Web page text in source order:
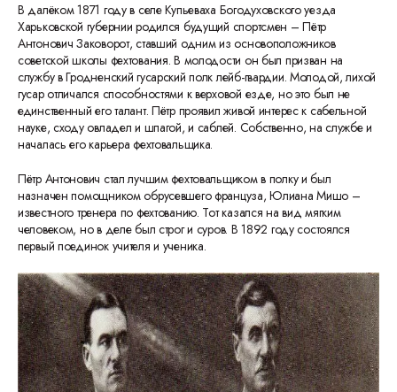
В далёком 1871 году в селе Купьеваха Богодуховского уезда
Харьковской губернии родился будущий спортсмен – Пётр
Антонович Заковорот, ставший одним из основоположников
советской школы фехтования. В молодости он был призван на
службу в Гродненский гусарский полк лейб-гвардии. Молодой, лихой
гусар отличался способностями к верховой езде, но это был не
единственный его талант. Пётр проявил живой интерес к сабельной
науке, сходу овладел и шпагой, и саблей. Собственно, на службе и
началась его карьера фехтовальщика.
Пётр Антонович стал лучшим фехтовальщиком в полку и был
назначен помощником обрусевшего француза, Юлиана Мишо –
известного тренера по фехтованию. Тот казался на вид мягким
человеком, но в деле был строг и суров. В 1892 году состоялся
первый поединок учителя и ученика.